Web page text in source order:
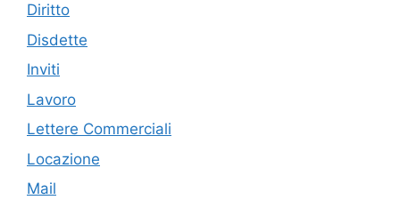
Diritto
Disdette
Inviti
Lavoro
Lettere Commerciali
Locazione
Mail